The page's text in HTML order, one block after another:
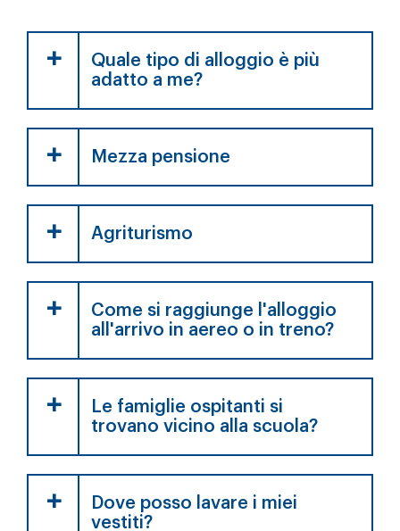
Quale tipo di alloggio è più
adatto a me?
Mezza pensione
Agriturismo
Come si raggiunge l'alloggio
all'arrivo in aereo o in treno?
Le famiglie ospitanti si
trovano vicino alla scuola?
Dove posso lavare i miei
vestiti?